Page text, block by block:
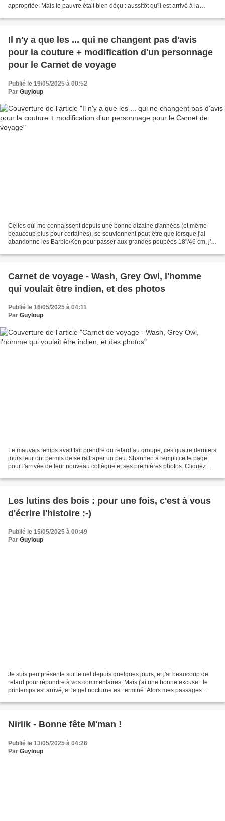
appropriée. Mais le pauvre était bien déçu : aussitôt qu'il est arrivé à la
Il n'y a que les ... qui ne changent pas d'avis
pour la couture + modification d'un personnage
pour le Carnet de voyage
Publié le 19/05/2025 à 00:52
Par Guyloup
Celles qui me connaissent depuis une bonne dizaine d'années (et même
beaucoup plus pour certaines), se souviennent peut-être que lorsque j'ai
abandonné les Barbie/Ken pour passer aux grandes poupées 18"/46 cm, j'ai
Carnet de voyage - Wash, Grey Owl, l'homme
qui voulait être indien, et des photos
Publié le 16/05/2025 à 04:11
Par Guyloup
Le mauvais temps avait fait prendre du retard au groupe, ces quatre derniers
jours leur ont permis de se rattraper un peu. Shannen a rempli cette page
pour l'arrivée de leur nouveau collègue et ses premières photos. Cliquez
Les lutins des bois : pour une fois, c'est à vous
d'écrire l'histoire :-)
Publié le 15/05/2025 à 00:49
Par Guyloup
Je suis peu présente sur le net depuis quelques jours, et j'ai beaucoup de
retard pour répondre à vos commentaires. Mais j'ai une bonne excuse : le
printemps est arrivé, et le gel nocturne est terminé. Alors mes passages
Nirlik - Bonne fête M'man !
Publié le 13/05/2025 à 04:26
Par Guyloup